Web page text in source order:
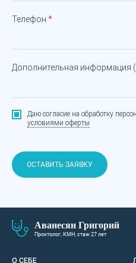
Телефон
Дополнительная информация
Даю согласие на обработку
условиями оферты
ОСТАВИТЬ ЗАЯВКУ
Аванесян Григорий
Проктолог, КМН, стаж 27 лет
О СЕБЕ